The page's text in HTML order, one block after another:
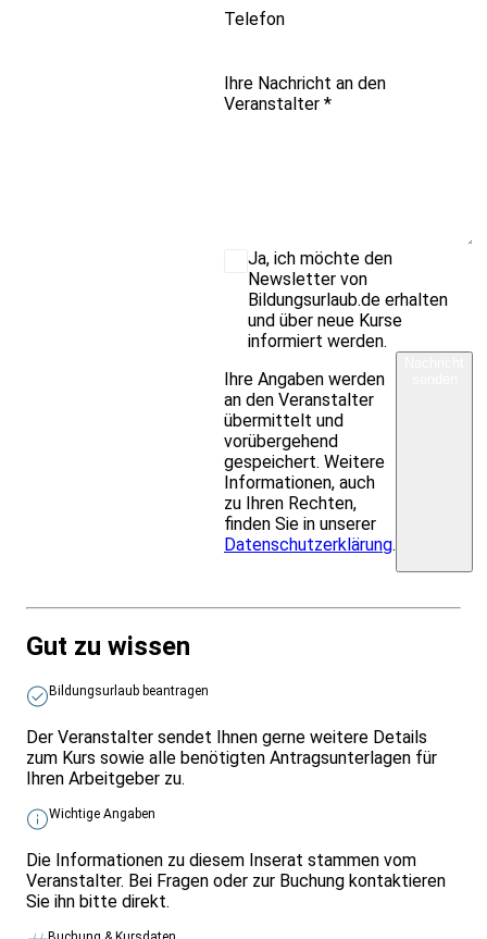
Telefon
Ihre Nachricht an den
Veranstalter *
Ja, ich möchte den
Newsletter von
Bildungsurlaub.de erhalten
und über neue Kurse
informiert werden.
Ihre Angaben werden
an den Veranstalter
übermittelt und
vorübergehend
gespeichert. Weitere
Informationen, auch
zu Ihren Rechten,
finden Sie in unserer
Datenschutzerklärung.
Gut zu wissen
Bildungsurlaub beantragen
Der Veranstalter sendet Ihnen gerne weitere Details
zum Kurs sowie alle benötigten Antragsunterlagen für
Ihren Arbeitgeber zu.
Wichtige Angaben
Die Informationen zu diesem Inserat stammen vom
Veranstalter. Bei Fragen oder zur Buchung kontaktieren
Sie ihn bitte direkt.